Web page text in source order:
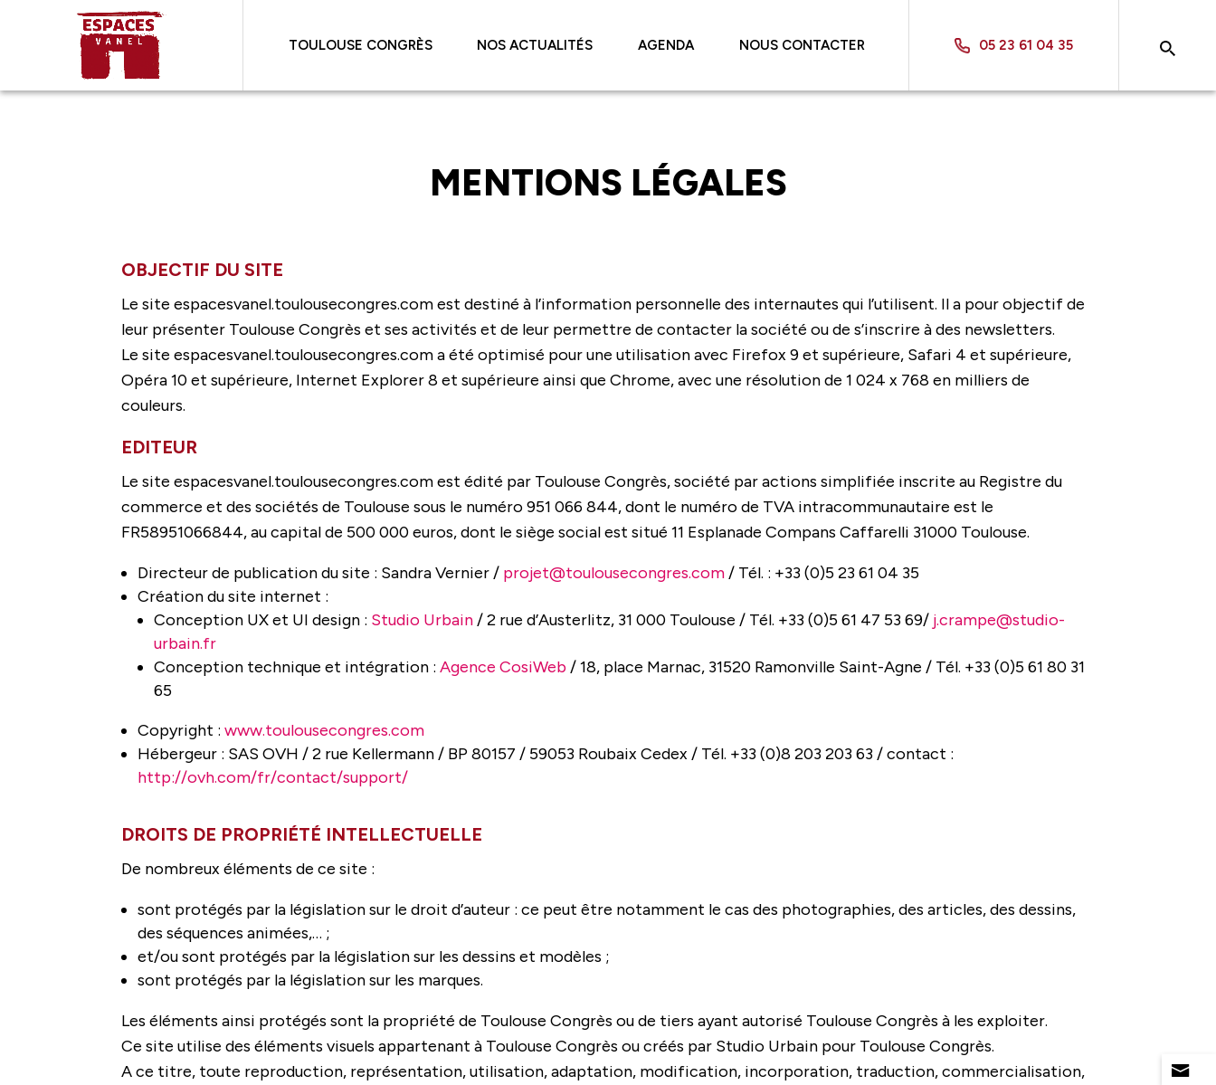
TOULOUSE CONGRÈS NOS ACTUALITÉS AGENDA NOUS CONTACTER 05 23 61 04 35
MENTIONS LÉGALES
OBJECTIF DU SITE
Le site espacesvanel.toulousecongres.com est destiné à l’information personnelle des internautes qui l’utilisent. Il a pour objectif de
leur présenter Toulouse Congrès et ses activités et de leur permettre de contacter la société ou de s’inscrire à des newsletters.
Le site espacesvanel.toulousecongres.com a été optimisé pour une utilisation avec Firefox 9 et supérieure, Safari 4 et supérieure,
Opéra 10 et supérieure, Internet Explorer 8 et supérieure ainsi que Chrome, avec une résolution de 1 024 x 768 en milliers de
couleurs.
EDITEUR
Le site espacesvanel.toulousecongres.com est édité par Toulouse Congrès, société par actions simplifiée inscrite au Registre du
commerce et des sociétés de Toulouse sous le numéro 951 066 844, dont le numéro de TVA intracommunautaire est le
FR58951066844, au capital de 500 000 euros, dont le siège social est situé11 Esplanade Compans Caffarelli 31000 Toulouse.
Directeur de publication du site : Sandra Vernier / projet@toulousecongres.com/ Tél. : +33 (0)5 23 61 04 35
Création du site internet :
Conception UX et UI design : Studio Urbain/ 2 rue d’Austerlitz, 31 000 Toulouse / Tél. +33 (0)5 61 47 53 69/ j.crampe@studio-
urbain.fr
Conception technique et intégration :Agence CosiWeb/ 18, place Marnac, 31520 Ramonville Saint-Agne / Tél. +33 (0)5 61 80 31
65
Copyright :www.toulousecongres.com
Hébergeur : SAS OVH / 2 rue Kellermann / BP 80157 / 59053 Roubaix Cedex / Tél. +33 (0)8 203 203 63 / contact :
http://ovh.com/fr/contact/support/
DROITS DE PROPRIÉTÉ INTELLECTUELLE
De nombreux éléments de ce site :
sont protégés par la législation sur le droit d’auteur : ce peut être notamment le cas des photographies, des articles, des dessins,
des séquences animées,… ;
et/ou sont protégés par la législation sur les dessins et modèles ;
sont protégés par la législation sur les marques.
Les éléments ainsi protégés sont la propriété de Toulouse Congrès ou de tiers ayant autorisé Toulouse Congrès à les exploiter.
Ce site utilise des éléments visuels appartenant à Toulouse Congrès ou créés par Studio Urbain pour Toulouse Congrès.
A ce titre, toute reproduction, représentation, utilisation, adaptation, modification, incorporation, traduction, commercialisation,